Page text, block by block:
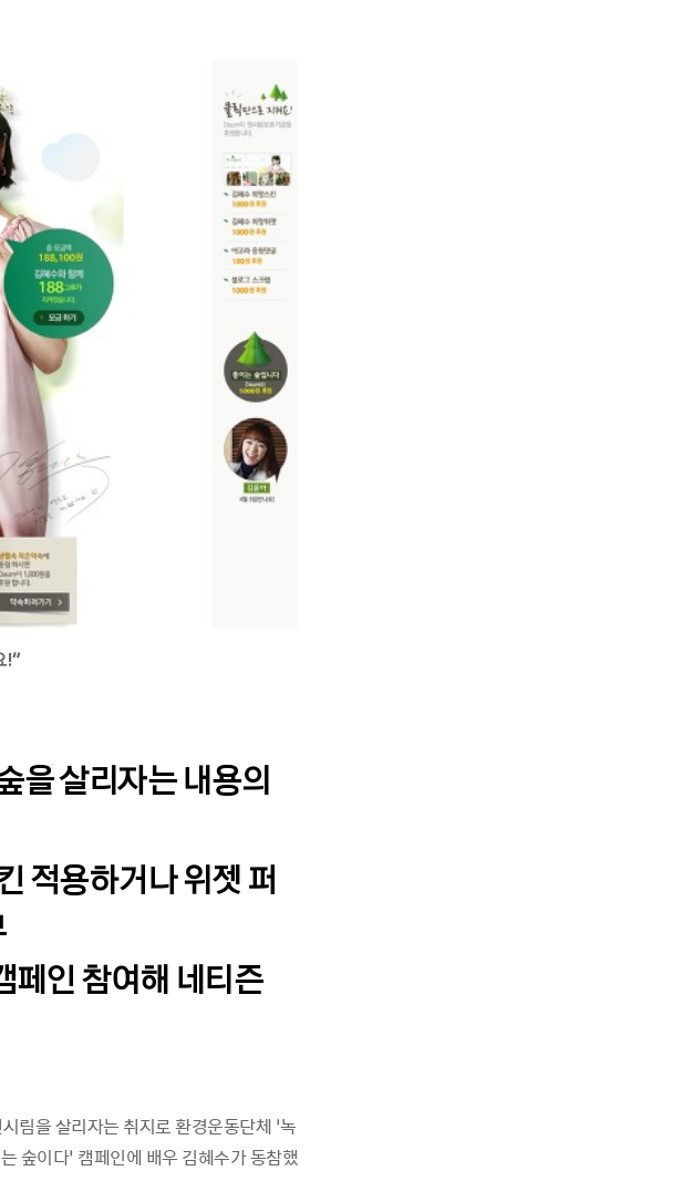
!”
을 살리자는 내용의
적용하거나 위젯 퍼
인 참여해 네티즌
을 살리자는 취지로 환경운동단체 ‘녹
숲이다’ 캠페인에 배우 김혜수가 동참했